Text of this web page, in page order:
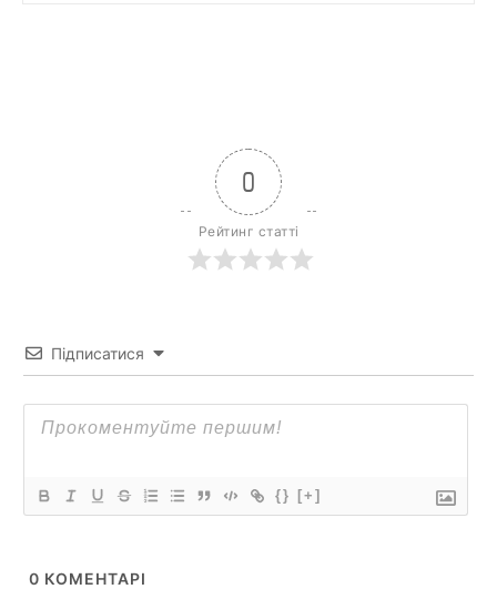
0
Рейтинг статті
Підписатися
{} [+]
0 КОМЕНТАРІ